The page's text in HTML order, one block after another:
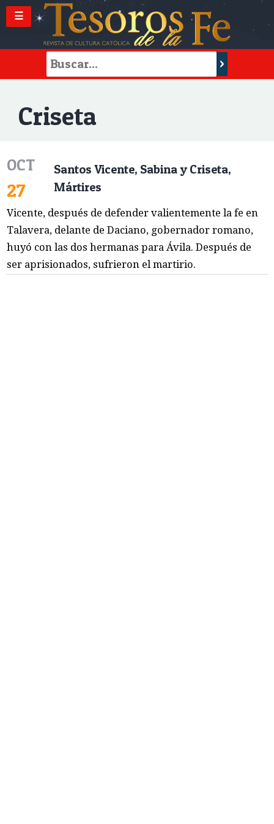
☰
Criseta
OCT
27
Santos Vicente, Sabina y Criseta,
Mártires
Vicente, después de defender valientemente la fe en
Talavera, delante de Daciano, gobernador romano,
huyó con las dos hermanas para Ávila. Después de
ser aprisionados, sufrieron el martirio.